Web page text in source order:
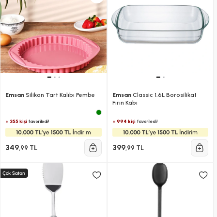
Emsan Silikon Tart Kalıbı Pembe
+ 355 kişi favoriledi!
349,99 TL
EmsanClassic 1.6L Borosilikat
Fırın Kabı
+ 994 kişifavoriledi!
399,99 TL